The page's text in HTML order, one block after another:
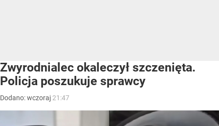
Zwyrodnialec okaleczył szczenięta.
Policja poszukuje sprawcy
Dodano:wczoraj 21:47